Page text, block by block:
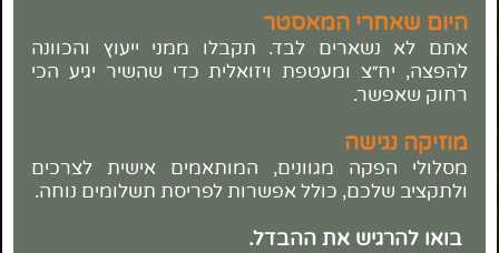
היום שאחרי המאסטר
אתם לא נשארים לבד. תקבלו ממני ייעוץ והכוונה
להפצה, יח״צ ומעטפת ויזואלית כדי שהשיר יגיע הכי
רחוק שאפשר.
מוזיקה נגישה
מסלולי הפקה מגוונים, המותאמים אישית לצרכים
ולתקציב שלכם, כולל אפשרות לפריסת תשלומים נוחה.
בואו להרגיש את ההבדל.